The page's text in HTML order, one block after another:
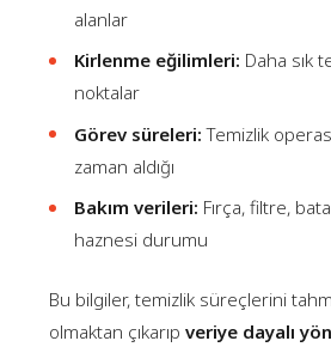
alanlar
Kirlenme eğilimleri: Daha sık
noktalar
Görev süreleri: Temizlik
zaman aldığı
Bakım verileri: Fırça, filtre,
haznesi durumu
Bu bilgiler, temizlik süreçlerini
olmaktan çıkarıp veriye dayalı